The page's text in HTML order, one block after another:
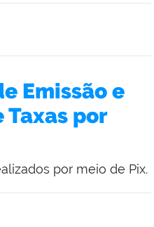
Emissão e
Taxas por
por meio de Pix.